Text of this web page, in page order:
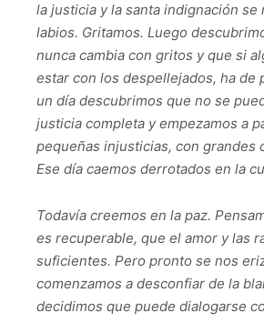
la justicia y la santa indignación se
labios. Gritamos. Luego
nunca cambia con gritos y que si
estar con los despellejados, ha de
un día descubrimos que no se
justicia completa y empezamos a
pequeñas injusticias, con grandes
Ese día caemos derrotados en la
Todavía creemos en la paz.
es recuperable, que el amor y las
suficientes. Pero pronto se nos
comenzamos a desconfiar de la
decidimos que puede dialogarse